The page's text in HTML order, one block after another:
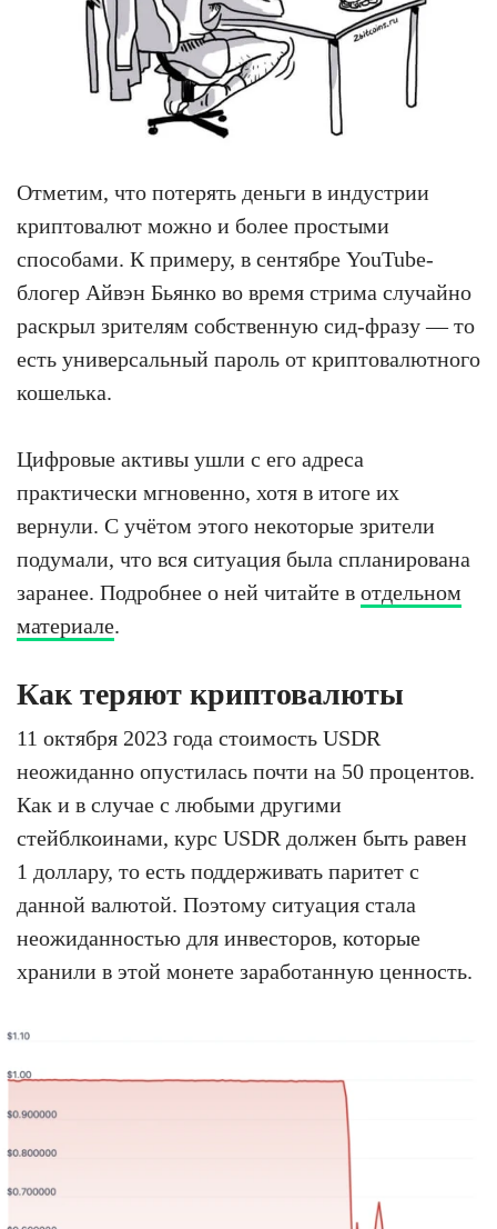
Отметим, что потерять деньги в индустрии
криптовалют можно и более простыми
способами. К примеру, в сентябре YouTube-
блогер Айвэн Бьянко во время стрима случайно
раскрыл зрителям собственную сид-фразу — то
есть универсальный пароль от криптовалютного
кошелька.
Цифровые активы ушли с его адреса
практически мгновенно, хотя в итоге их
вернули. С учётом этого некоторые зрители
подумали, что вся ситуация была спланирована
заранее. Подробнее о ней читайте в отдельном
материале.
Как теряют криптовалюты
11 октября 2023 года стоимость USDR
неожиданно опустилась почти на 50 процентов.
Как и в случае с любыми другими
стейблкоинами, курс USDR должен быть равен
1 доллару, то есть поддерживать паритет с
данной валютой. Поэтому ситуация стала
неожиданностью для инвесторов, которые
хранили в этой монете заработанную ценность.